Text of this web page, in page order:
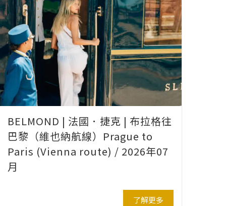
BELMOND | 法國．捷克 | 布拉格往
巴黎（維也納航線）Prague to
Paris (Vienna route) / 2026年07
月
了解更多